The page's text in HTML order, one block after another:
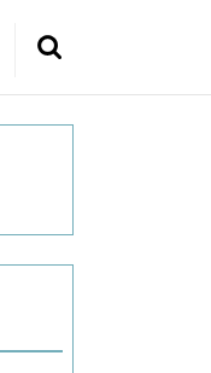
Search